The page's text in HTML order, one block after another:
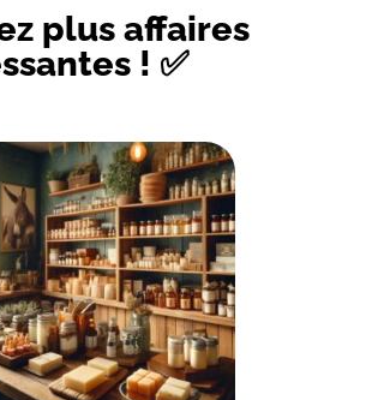
plus affaires
! ✅